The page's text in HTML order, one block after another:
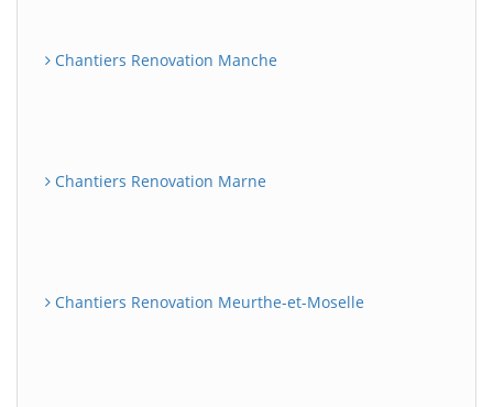
Chantiers Renovation Manche
Chantiers Renovation Marne
Chantiers Renovation Meurthe-et-Moselle